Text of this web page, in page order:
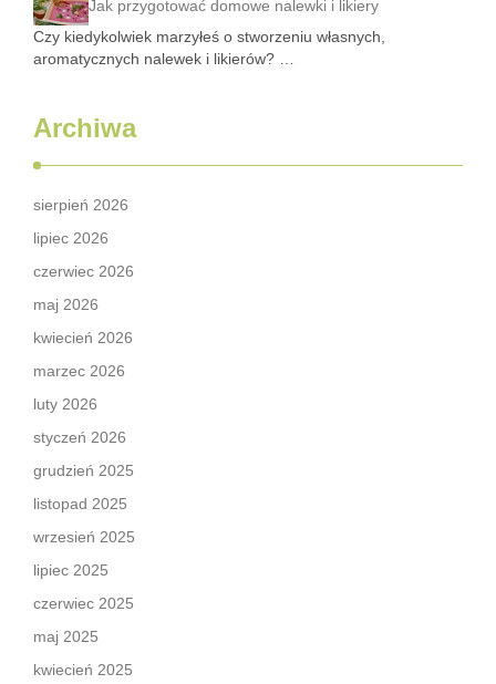
Jak przygotować domowe nalewki i likiery
Czy kiedykolwiek marzyłeś o stworzeniu własnych,
aromatycznych nalewek i likierów? …
Archiwa
sierpień 2026
lipiec 2026
czerwiec 2026
maj 2026
kwiecień 2026
marzec 2026
luty 2026
styczeń 2026
grudzień 2025
listopad 2025
wrzesień 2025
lipiec 2025
czerwiec 2025
maj 2025
kwiecień 2025